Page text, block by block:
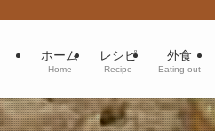
ホーム
Home
レシピ
Recipe
外食
Eating out